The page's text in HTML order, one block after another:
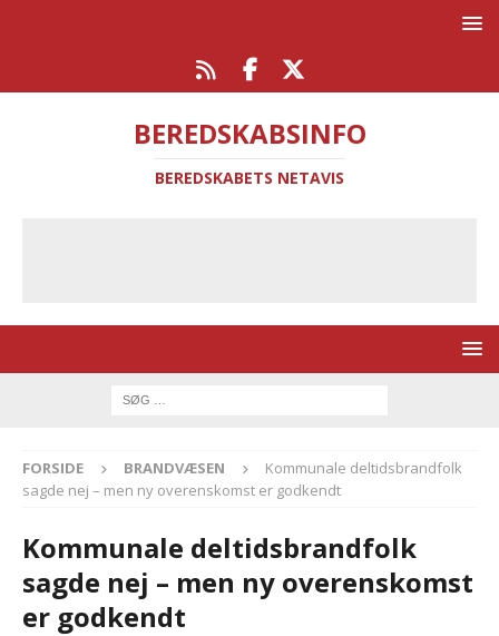
BEREDSKABSINFO
BEREDSKABETS NETAVIS
FORSIDE BRANDVÆSEN
Kommunale deltidsbrandfolk
sagde nej – men ny overenskomst er godkendt
Kommunale deltidsbrandfolk
sagde nej – men ny overenskomst
er godkendt